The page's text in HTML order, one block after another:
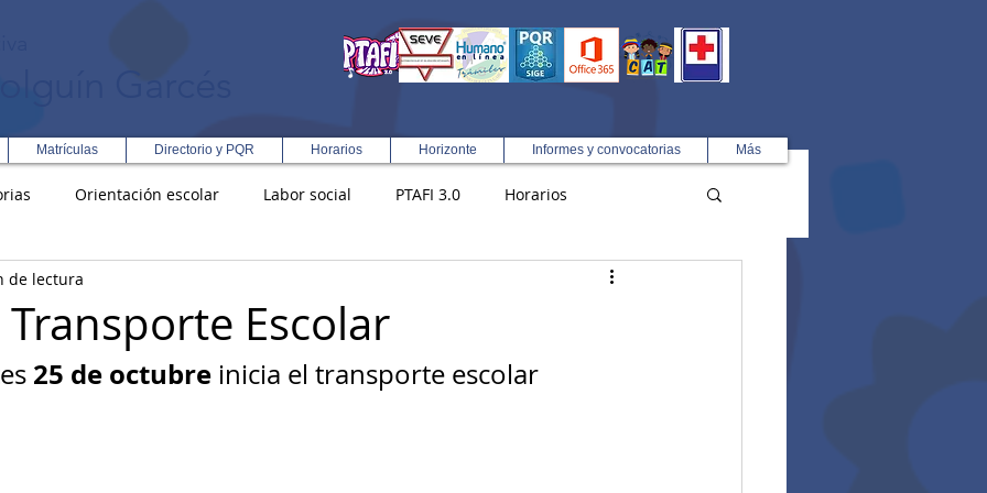
Matrículas Directorio y PQR Horarios Horizonte Informes y convocatorias Más
Orientación escolar Labor social PTAFI 3.0 Horarios
Integral en Turismo
Rectoría Democracia
Escolar
de lectura
25 de octubre inicia el transporte escolar